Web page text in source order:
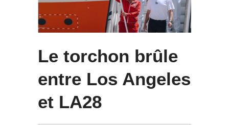
Le torchon brûle
entre Los Angeles
et LA28